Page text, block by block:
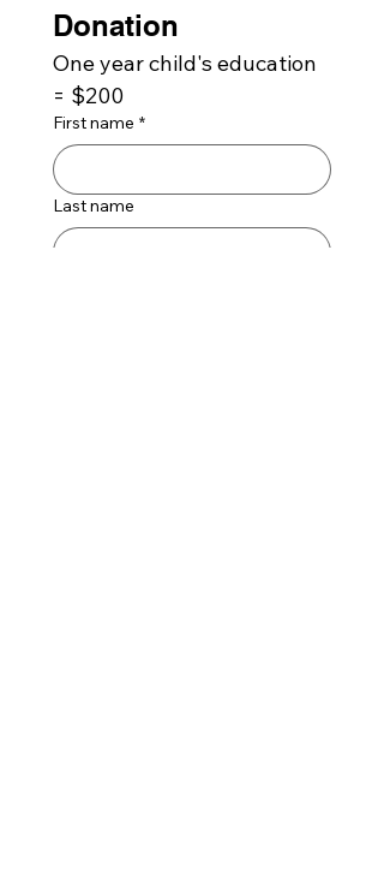
Donation
One year child's education
= $200
First name *
Last name